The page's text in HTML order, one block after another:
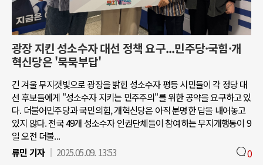
광장 지킨 성소수자 대선 정책 요구...민주당·국힘·개
혁신당은 '묵묵부답'
긴 겨울 무지갯빛으로 광장을 밝힌 성소수자 평등 시민들이 각 정당 대
선 후보들에게 "성소수자 지키는 민주주의"를 위한 공약을 요구하고 있
다. 더불어민주당과 국민의힘, 개혁신당은 아직 분명한 답을 내어놓고
있지 않다. 전국 49개 성소수자 인권단체들이 참여하는 무지개행동이 9
일 오전 더불...
류민 기자
2025.05.09. 13:53 0